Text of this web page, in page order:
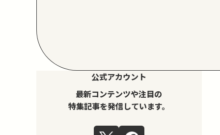
公式アカウント
最新コンテンツや注目の
特集記事を発信しています。